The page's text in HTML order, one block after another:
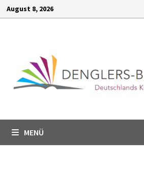
springen
Zum
Inhalt
August 8, 2026
MENÜ